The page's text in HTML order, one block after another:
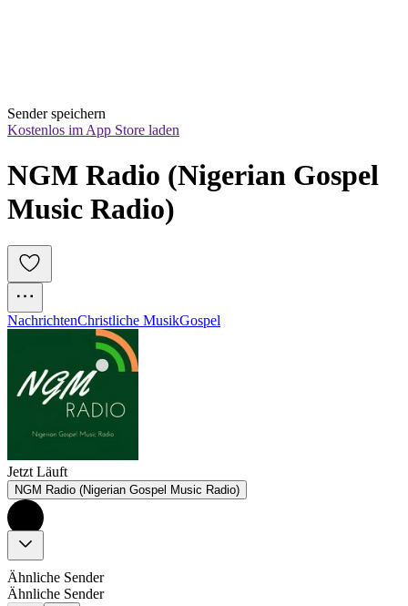
Sender speichern
Kostenlos im App Store laden
NGM Radio (Nigerian Gospel
Music Radio)
NachrichtenChristliche MusikGospel
Jetzt Läuft
NGM Radio (Nigerian Gospel Music Radio)
Ähnliche Sender
Ähnliche Sender